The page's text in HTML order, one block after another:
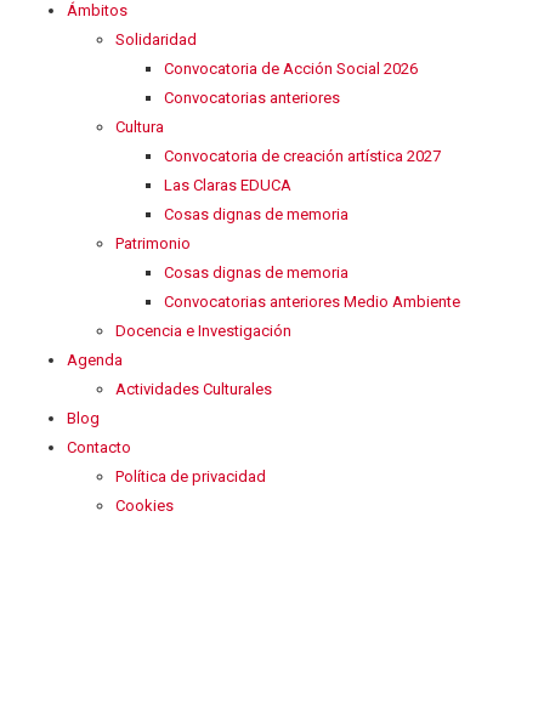
Ámbitos
Solidaridad
Convocatoria de Acción Social 2026
Convocatorias anteriores
Cultura
Convocatoria de creación artística 2027
Las Claras EDUCA
Cosas dignas de memoria
Patrimonio
Cosas dignas de memoria
Convocatorias anteriores Medio Ambiente
Docencia e Investigación
Agenda
Actividades Culturales
Blog
Contacto
Política de privacidad
Cookies